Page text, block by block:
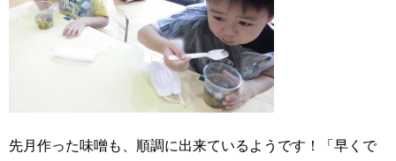
先月作った味噌も、順調に出来ているようです！「早くで